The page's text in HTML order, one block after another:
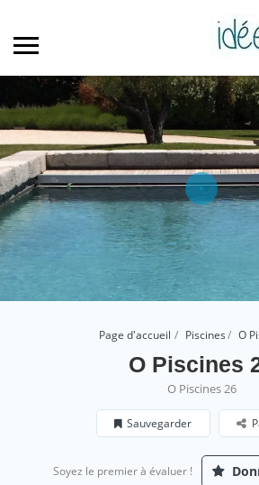
Page d'accueil Piscines O
O Piscines
O Piscines 26
Sauvegarder
Soyez le premier à évaluer !